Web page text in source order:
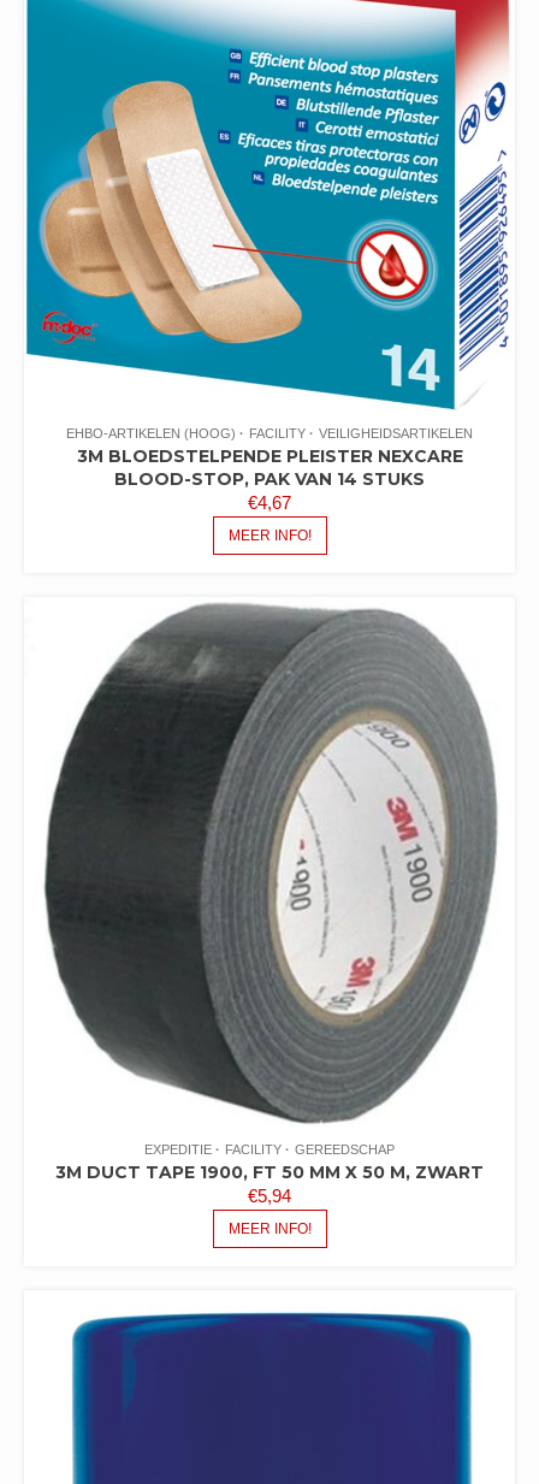
EHBO-ARTIKELEN (HOOG) FACILITY VEILIGHEIDSARTIKELEN
3M BLOEDSTELPENDE PLEISTER NEXCARE
BLOOD-STOP, PAK VAN 14 STUKS
€4,67
MEER INFO!
EXPEDITIE FACILITY GEREEDSCHAP
3M DUCT TAPE 1900, FT 50 MM X 50 M, ZWART
€5,94
MEER INFO!